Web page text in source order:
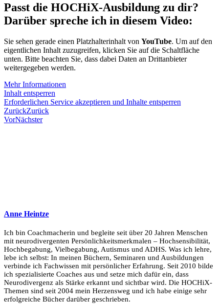
Passt die HOCHiX-Ausbildung zu dir?
Darüber spreche ich in diesem Video:
Sie sehen gerade einen Platzhalterinhalt von YouTube. Um auf den
eigentlichen Inhalt zuzugreifen, klicken Sie auf die Schaltfläche
unten. Bitte beachten Sie, dass dabei Daten an Drittanbieter
weitergegeben werden.
Mehr Informationen
Inhalt entsperren
Erforderlichen Service akzeptieren und Inhalte entsperren
ZurückZurück
VorNächster
Anne Heintze
Ich bin Coachmacherin und begleite seit über 20 Jahren Menschen
mit neurodivergenten Persönlichkeitsmerkmalen – Hochsensibilität,
Hochbegabung, Vielbegabung, Autismus und ADHS. Was ich lehre,
lebe ich selbst: In meinen Büchern, Seminaren und Ausbildungen
verbinde ich Fachwissen mit persönlicher Erfahrung. Seit 2010 bilde
ich spezialisierte Coaches aus und setze mich dafür ein, dass
Neurodivergenz als Stärke erkannt und sichtbar wird. Die HOCHiX-
Themen sind seit 2004 mein Herzensweg und ich habe einige sehr
erfolgreiche Bücher darüber geschrieben.